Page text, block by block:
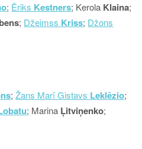
; Ēriks Kestners; Kerola Klaina;
; Džeimss Kriss; Džons
;Žans Marī Gistavs Leklēzio;
; Marina Ļitviņenko;